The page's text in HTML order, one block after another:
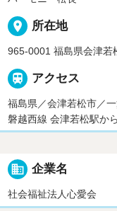
place 所在地
965-0001 福島県会津若
 アクセス
福島県／会津若松市／
磐越西線 会津若松駅か
business 企業名
社会福祉法人心愛会